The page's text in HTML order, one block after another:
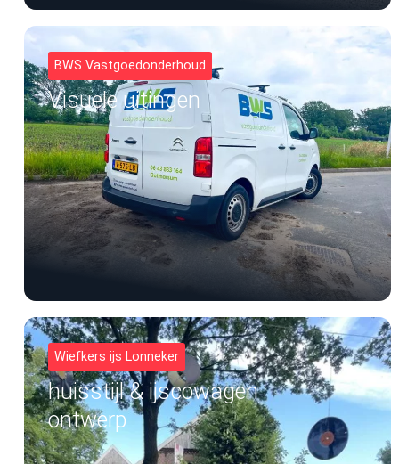
BWS Vastgoedonderhoud
Visuele uitingen
Wiefkers ijs Lonneker
huisstijl & ijscowagen
ontwerp